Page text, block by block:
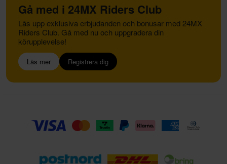
Gå med i 24MX Riders Club
Lås upp exklusiva erbjudanden och bonusar med 24MX
Riders Club. Gå med nu och uppgradera din
körupplevelse!
Läs mer Registrera dig